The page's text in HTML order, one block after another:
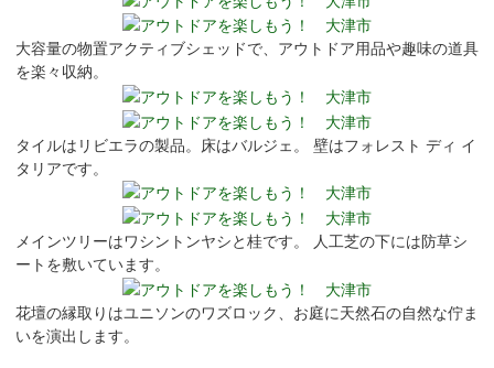
大容量の物置アクティブシェッドで、アウトドア用品や趣味の道具
を楽々収納。
タイルはリビエラの製品。床はバルジェ。 壁はフォレスト ディ イ
タリアです。
メインツリーはワシントンヤシと桂です。 人工芝の下には防草シ
ートを敷いています。
花壇の縁取りはユニソンのワズロック、お庭に天然石の自然な佇ま
いを演出します。